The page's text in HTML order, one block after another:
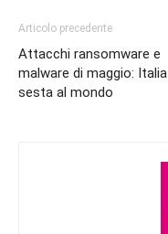
Articolo precedente
Attacchi ransomware e
malware di maggio: Italia
sesta al mondo